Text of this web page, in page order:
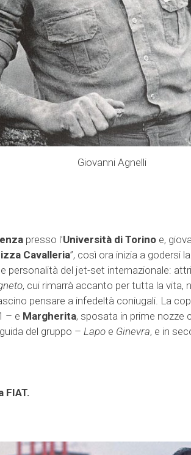
Giovanni Agnelli
presso l’Università di Torino e,
Cavalleria”, così ora inizia a godersi
personalità del jet-set internazionale:
, cui rimarrà accanto per tutta la vita,
pensare a infedeltà coniugali. La
– e Margherita, sposata in prime nozze
del gruppo – Lapo e Ginevra, e in
FIAT.